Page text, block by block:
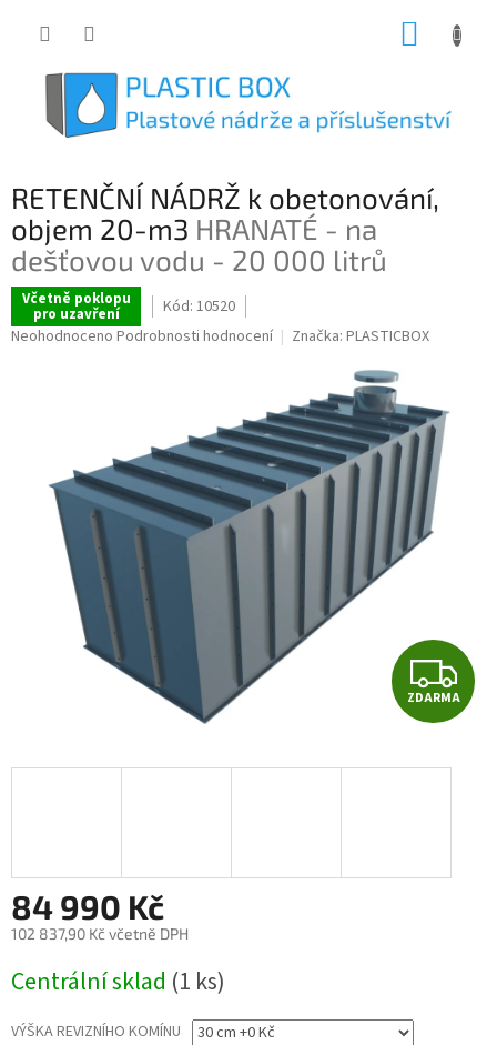
RETENČNÍ NÁDRŽ k obetonování,
objem 20-m3 HRANATÉ - na
dešťovou vodu - 20 000 litrů
Včetně poklopu
pro uzavření Kód: 10520
Průměrné
hvězdiček.
Neohodnoceno Podrobnosti hodnocení Značka: PLASTICBOX
Z
D
ZDARMA
84 990 Kč
102 837,90 Kč včetně DPH
cena:
Centrální sklad (1 ks)
VÝŠKA REVIZNÍHO KOMÍNU